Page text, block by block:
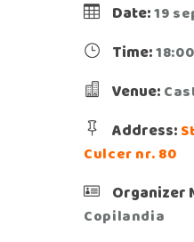
Date:19
Time:
Venue:
Address:
Culcer nr. 80
Organizer
Copilandia